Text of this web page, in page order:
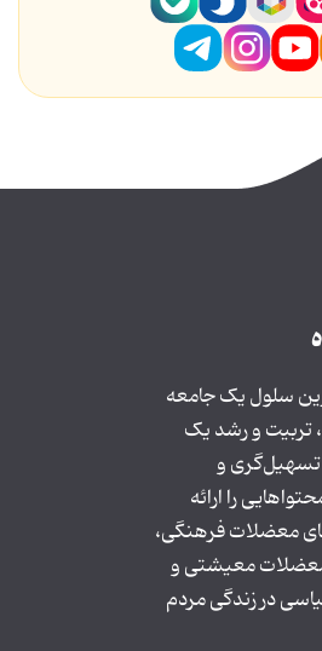
سلول یک جامعه
تربیت و رشد یک
تسهیل‌گری و
را ارائه
معضلات فرهنگی،
معیشتی و
در زندگی مردم